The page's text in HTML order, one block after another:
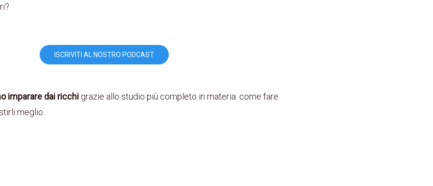
ISCRIVITI AL NOSTRO PODCAST
imparare dai ricchi grazie allo studio più completo in materia: come fare
meglio